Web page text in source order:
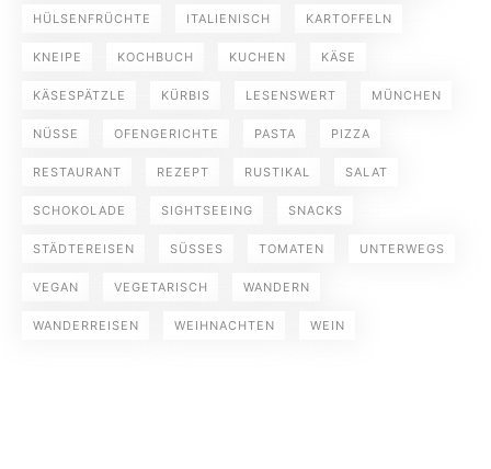
HÜLSENFRÜCHTE ITALIENISCH KARTOFFELN
KNEIPE KOCHBUCH KUCHEN KÄSE
KÄSESPÄTZLE KÜRBIS LESENSWERT MÜNCHEN
NÜSSE OFENGERICHTE PASTA PIZZA
RESTAURANT REZEPT RUSTIKAL SALAT
SCHOKOLADE SIGHTSEEING SNACKS
STÄDTEREISEN SÜSSES TOMATEN UNTERWEGS
VEGAN VEGETARISCH WANDERN
WANDERREISEN WEIHNACHTEN WEIN